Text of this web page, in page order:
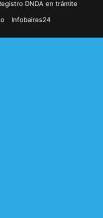
DNDA en trámite
Infobaires24